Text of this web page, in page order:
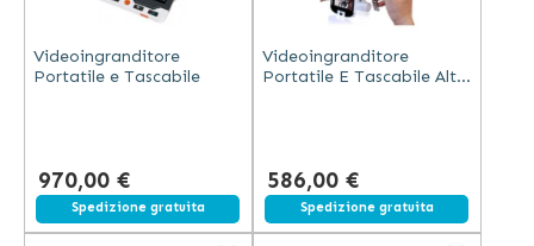
Videoingranditore
Portatile e Tascabile
970,00 €
Spedizione gratuita
Videoingranditore
Portatile E Tascabile Alta
586,00 €
Spedizione gratuita